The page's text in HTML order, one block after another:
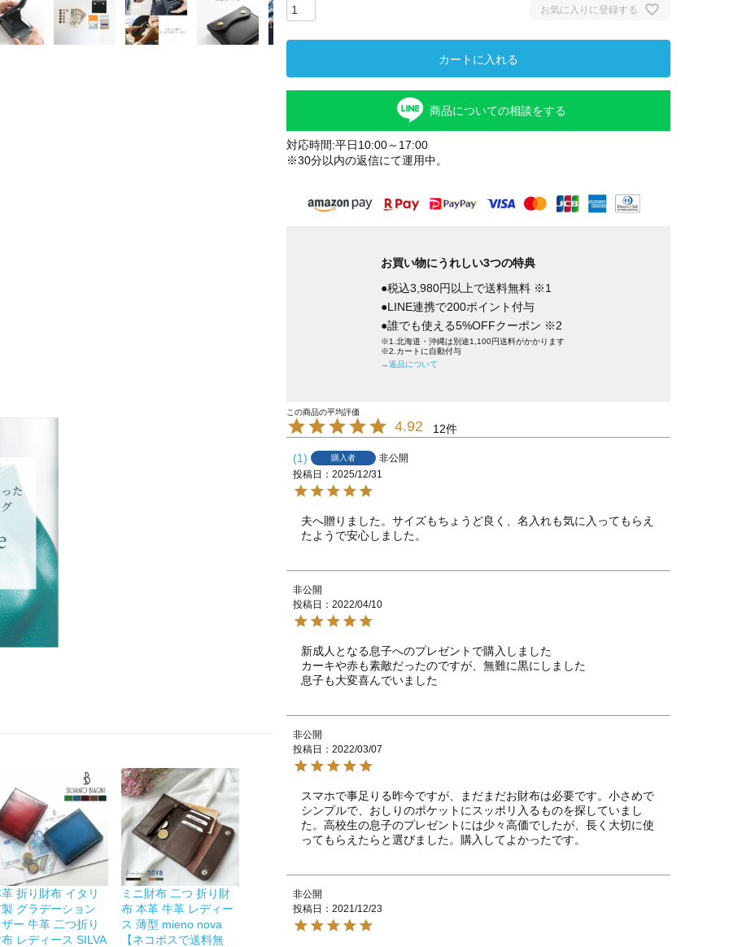
折り財布 イタリ
グラデーション
ー 牛革 二つ折り
レディース SILVA
ミニ財布 二つ 折り財
布 本革 牛革 レディー
ス 薄型 mieno nova
【ネコポスで送料無
お気に入りに登録する
カートに入れる
商品についての相談をする
対応時間:平日10:00～17:00
※30分以内の返信にて運用中。
お買い物にうれしい3つの特典
●税込3,980円以上で送料無料 ※1
●LINE連携で200ポイント付与
●誰でも使える5%OFFクーポン ※2
※1.北海道・沖縄は別途1,100円送料がかかります
※2.カートに自動付与
→返品について
4.92 12
1 購入者
非公開
投稿日
2025/12/31
夫へ贈りました。サイズもちょうど良く、名入れも気に入ってもらえ
たようで安心しました。
非公開
投稿日
2022/04/10
新成人となる息子へのプレゼントで購入しました
カーキや赤も素敵だったのですが、無難に黒にしました
息子も大変喜んでいました
非公開
投稿日
2022/03/07
スマホで事足りる昨今ですが、まだまだお財布は必要です。小さめで
シンプルで、おしりのポケットにスッポリ入るものを探していまし
た。高校生の息子のプレゼントには少々高価でしたが、長く大切に使
ってもらえたらと選びました。購入してよかったです。
非公開
投稿日
2021/12/23